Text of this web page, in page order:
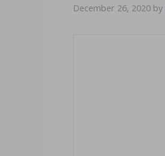
December 26, 2020 by